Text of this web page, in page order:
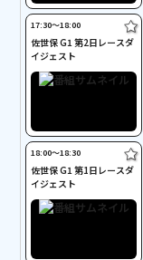
17:30〜18:00
佐世保 G1 第2日レースダ
イジェスト
18:00〜18:30
佐世保 G1 第1日レースダ
イジェスト